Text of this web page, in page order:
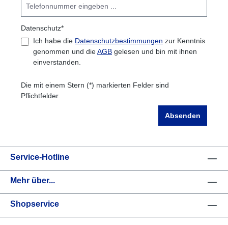
Datenschutz*
Ich habe die Datenschutzbestimmungen zur Kenntnis
genommen und dieAGB gelesen und bin mit ihnen
einverstanden.
Die mit einem Stern (*) markierten Felder sind
Pflichtfelder.
Absenden
Service-Hotline
Mehr über...
Shopservice